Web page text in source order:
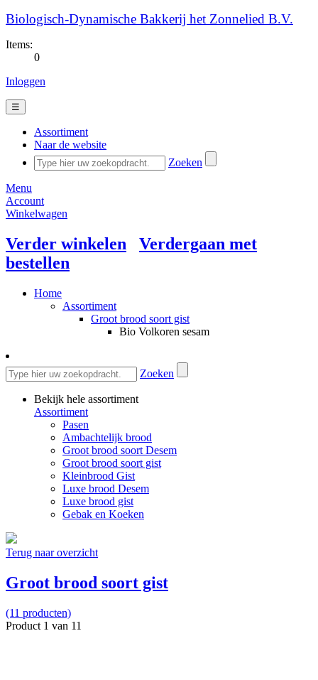
Biologisch-Dynamische Bakkerij het Zonnelied B.V.
Items:
0
Inloggen
☰
Assortiment
Naar de website
Zoeken
Menu
Account
Winkelwagen
Verder winkelen
Verdergaan met
bestellen
Home
Assortiment
Groot brood soort gist
Bio Volkoren sesam
Zoeken
Bekijk hele assortiment
Assortiment
Pasen
Ambachtelijk brood
Groot brood soort Desem
Groot brood soort gist
Kleinbrood Gist
Luxe brood Desem
Luxe brood gist
Gebak en Koeken
Terug naar overzicht
Groot brood soort gist
(11 producten)
Product 1 van 11